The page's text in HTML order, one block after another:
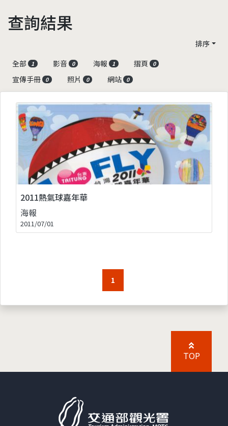
查詢結果
排序
全部
1 影音 0 海報 1 摺頁 0
宣傳手冊 0 照片 0 網站 0
2011熱氣球嘉年華
海報
2011/07/01
1
TOP